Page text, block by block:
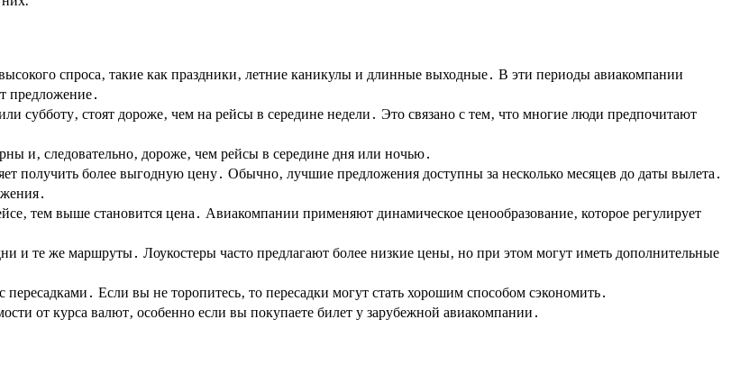
спроса‚ такие как праздники‚ летние каникулы и длинные выходные․ В эти периоды авиакомпании
предложение․
субботу‚ стоят дороже‚ чем на рейсы в середине недели․ Это связано с тем‚ что многие люди предпочитают
и‚ следовательно‚ дороже‚ чем рейсы в середине дня или ночью․
получить более выгодную цену․ Обычно‚ лучшие предложения доступны за несколько месяцев до даты вылета․
тем выше становится цена․ Авиакомпании применяют динамическое ценообразование‚ которое регулирует
и те же маршруты․ Лоукостеры часто предлагают более низкие цены‚ но при этом могут иметь дополнительные
Если вы не торопитесь‚ то пересадки могут стать хорошим способом сэкономить․
от курса валют‚ особенно если вы покупаете билет у зарубежной авиакомпании․